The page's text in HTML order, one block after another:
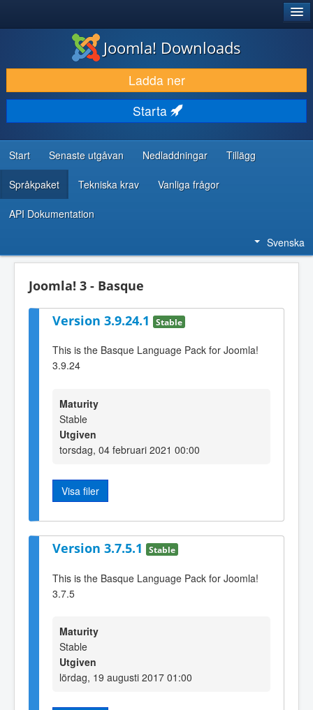
LADDA NER & UTÖKA
UPPTÄCK & LÄR
GEMENSKAP & SUPPORT
RESURSER FÖR UTVECKLARE
Joomla! Downloads
Ladda ner
Starta
Start Senaste utgåvan Nedladdningar Tillägg
Språkpaket Tekniska krav Vanliga frågor
API Dokumentation
Svenska
Joomla! 3 - Basque
Version 3.9.24.1 Stable
This is the Basque Language Pack for Joomla!
3.9.24
Maturity
Stable
Utgiven
torsdag, 04 februari 2021 00:00
Visa filer
Version 3.7.5.1 Stable
This is the Basque Language Pack for Joomla!
3.7.5
Maturity
Stable
Utgiven
lördag, 19 augusti 2017 01:00